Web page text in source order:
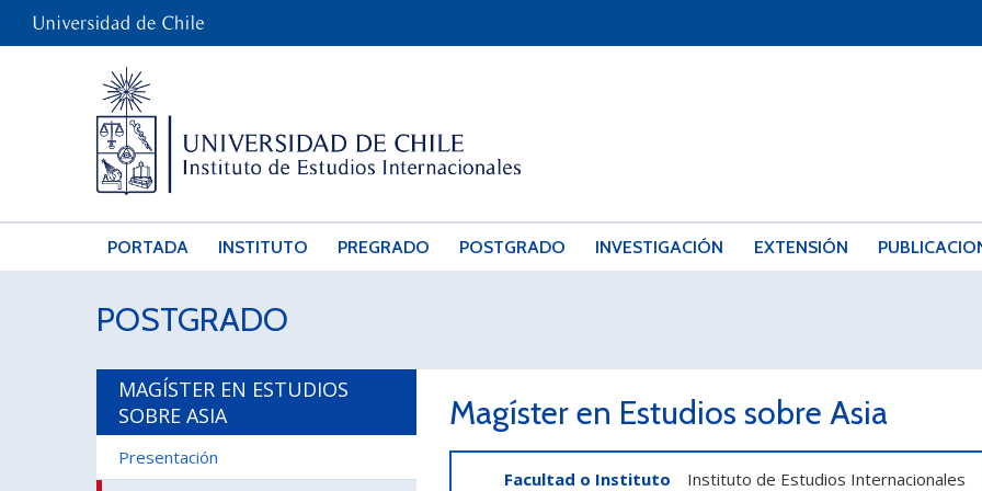
PORTADA INSTITUTO PREGRADO POSTGRADO INVESTIGACIÓN EXTENSIÓN
POSTGRADO
MAGÍSTER EN ESTUDIOS
SOBRE ASIA
Presentación
Magíster en Estudios sobre Asia
Facultad o Instituto Instituto de Estudios Internacionales